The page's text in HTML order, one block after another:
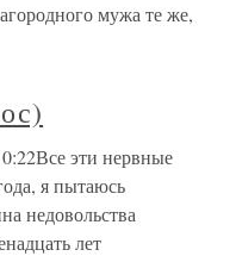
мужа те же,
эти нервные
я пытаюсь
недовольства
лет